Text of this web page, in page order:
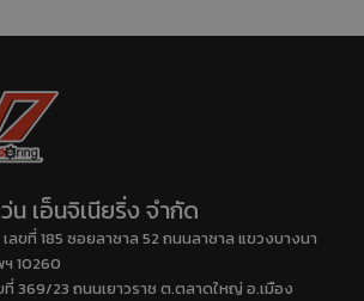
น เอ็นจิเนียริ่ง จำกัด
ลขที่ 185 ซอยลาซาล 52 ถนนลาซาล แขวงบางนา
10260
ที่ 369/23 ถนนเยาวราช ต.ตลาดใหญ่ อ.เมือง